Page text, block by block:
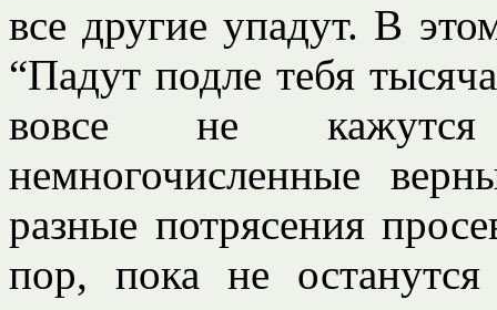
все другие упадут. В
“Падут подле тебя
вовсе не кажутся
немногочисленные
разные потрясения
пор, пока не